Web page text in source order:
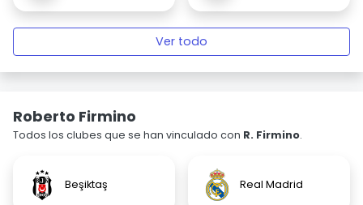
Ver todo
Roberto Firmino
Todos los clubes que se han vinculado con R. Firmino.
Beşiktaş Real Madrid